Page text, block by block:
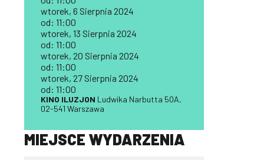
wtorek, 6 Sierpnia 2024
od: 11:00
wtorek, 13 Sierpnia 2024
od: 11:00
wtorek, 20 Sierpnia 2024
od: 11:00
wtorek, 27 Sierpnia 2024
od: 11:00
KINO ILUZJON Ludwika Narbutta 50A,
02-541 Warszawa
MIEJSCE WYDARZENIA